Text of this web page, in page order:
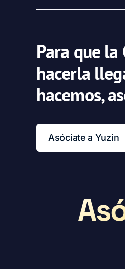
Para que
hacerla
hacemos,
Asóciate a Yuzin